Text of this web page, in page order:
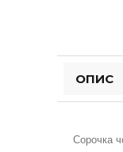
ОПИС
Сорочка